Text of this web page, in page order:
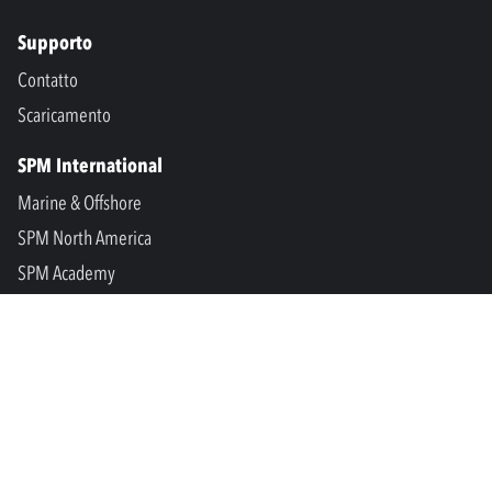
Supporto
Contatto
Scaricamento
SPM International
Marine & Offshore
SPM North America
SPM Academy